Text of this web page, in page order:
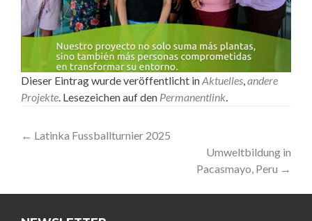
Dieser Eintrag wurde veröffentlicht inAktuelles,andere
Projekte. Lesezeichen auf den Permanentlink.
Artikel-
← Latinka Fussballturnier 2025
Umweltbildung in
Pacasmayo, Peru →